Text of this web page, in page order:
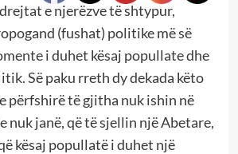
e njerëzve të shtypur,
(fushat) politike më së
i duhet kësaj popullate dhe
Së paku rreth dy dekada këto
përfshirë të gjitha nuk ishin në
nuk janë, që të sjellin një Abetare,
kësaj popullatë i duhet një